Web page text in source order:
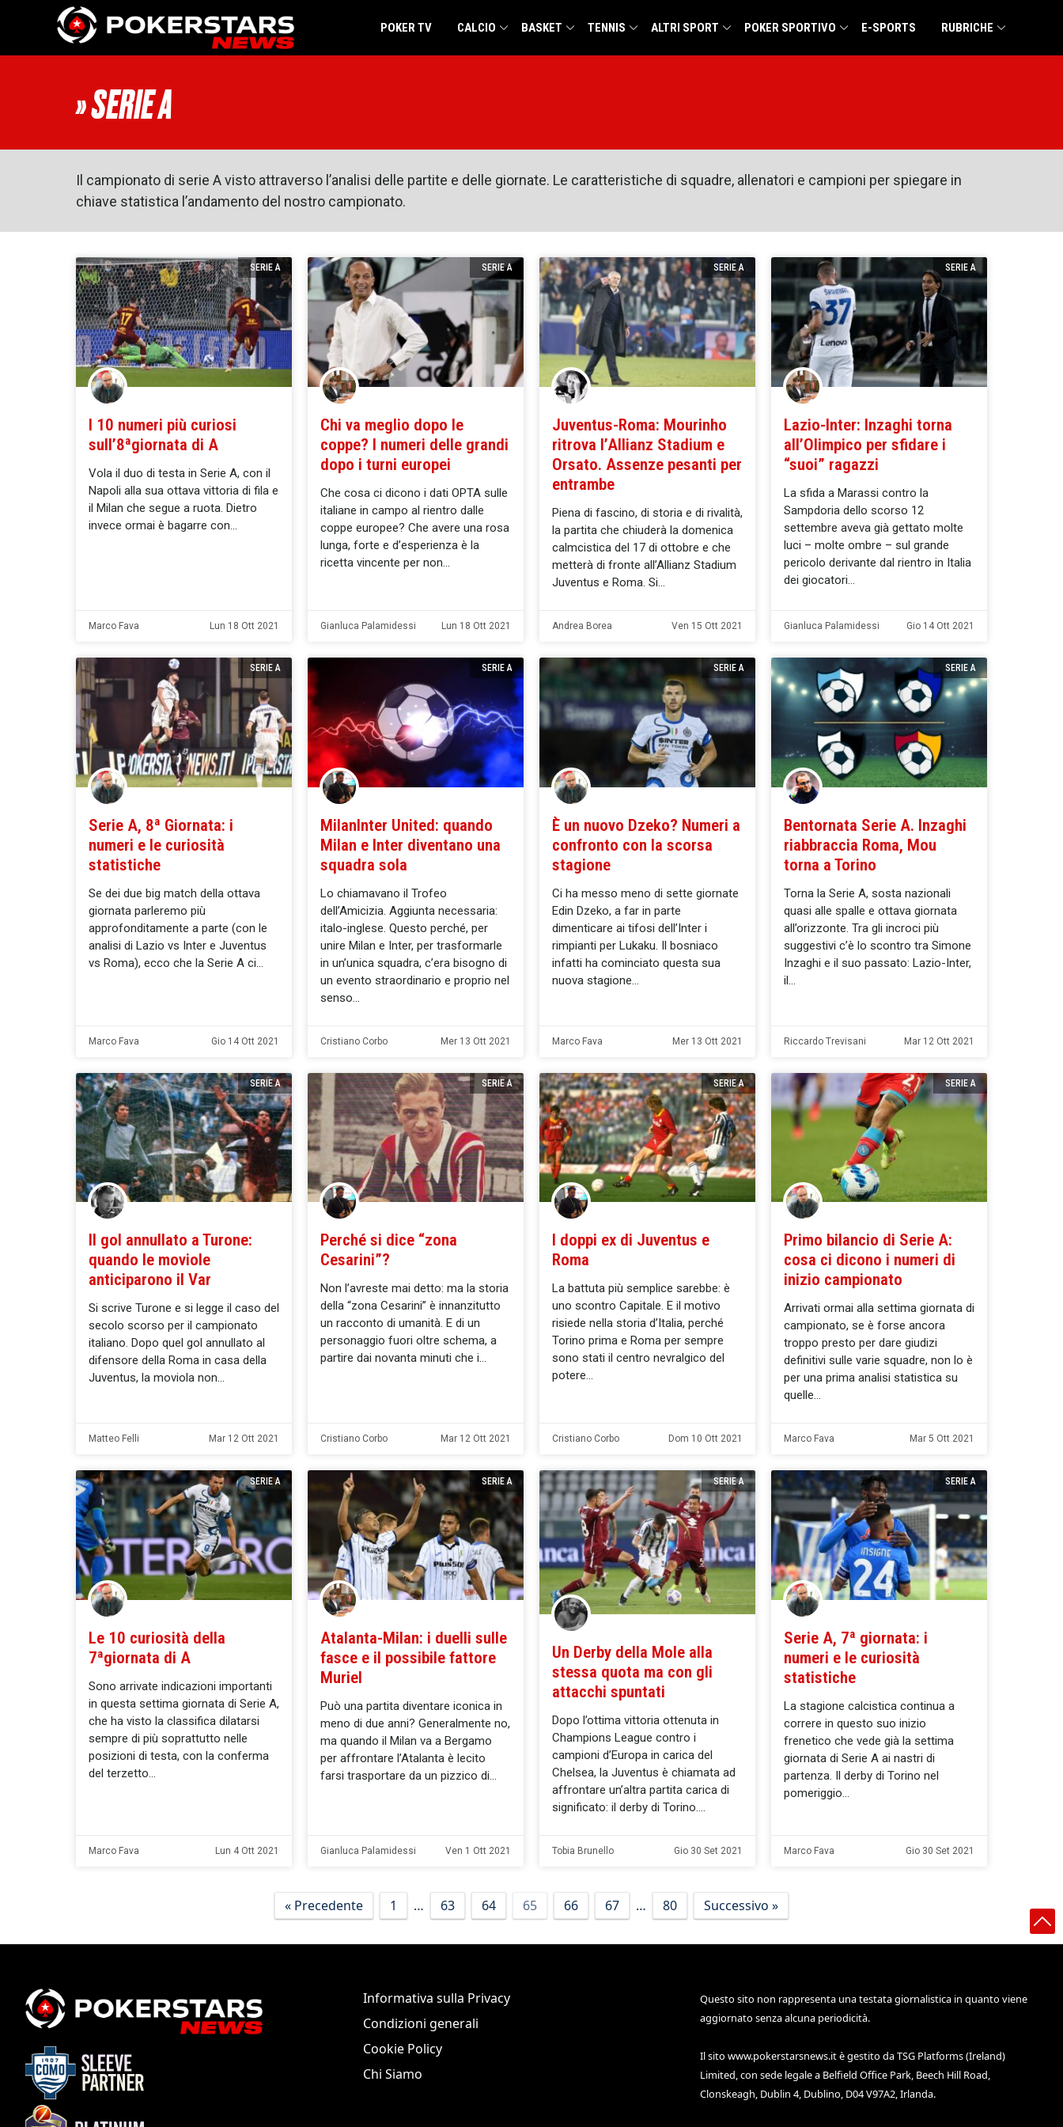
Vai al contenuto
POKER TV CALCIO BASKET TENNIS ALTRI SPORT POKER SPORTIVO E-SPORTS RUBRICHE
» SERIE A
Il campionato di serie A visto attraverso l’analisi delle partite e delle giornate. Le caratteristiche di squadre, allenatori e campioni per spiegare in
chiave statistica l’andamento del nostro campionato.
SERIE A
I 10 numeri più curiosi
sull’8ªgiornata di A
Vola il duo di testa in Serie A, con il
Napoli alla sua ottava vittoria di fila e
il Milan che segue a ruota. Dietro
invece ormai è bagarre con
Marco Fava Lun 18 Ott 2021
SERIE A
Chi va meglio dopo le
coppe? I numeri delle grandi
dopo i turni europei
Che cosa ci dicono i dati OPTA sulle
italiane in campo al rientro dalle
coppe europee? Che avere una rosa
lunga, forte e d’esperienza è la
ricetta vincente per non
Gianluca Palamidessi Lun 18 Ott 2021
SERIE A
Juventus-Roma: Mourinho
ritrova l’Allianz Stadium e
Orsato. Assenze pesanti per
entrambe
Piena di fascino, di storia e di rivalità,
la partita che chiuderà la domenica
calmcistica del 17 di ottobre e che
metterà di fronte all’Allianz Stadium
Juventus e Roma. Si
Andrea Borea Ven 15 Ott 2021
SERIE A
Lazio-Inter: Inzaghi torna
all’Olimpico per sfidare i
“suoi” ragazzi
La sfida a Marassi contro la
Sampdoria dello scorso 12
settembre aveva già gettato molte
luci – molte ombre – sul grande
pericolo derivante dal rientro in Italia
dei giocatori
Gianluca Palamidessi Gio 14 Ott 2021
SERIE A
Serie A, 8ª Giornata: i
numeri e le curiosità
statistiche
Se dei due big match della ottava
giornata parleremo più
approfonditamente a parte (con le
analisi di Lazio vs Inter e Juventus
vs Roma), ecco che la Serie A ci
Marco Fava Gio 14 Ott 2021
SERIE A
MilanInter United: quando
Milan e Inter diventano una
squadra sola
Lo chiamavano il Trofeo
dell’Amicizia. Aggiunta necessaria:
italo-inglese. Questo perché, per
unire Milan e Inter, per trasformarle
in un’unica squadra, c’era bisogno di
un evento straordinario e proprio nel
senso
Cristiano Corbo Mer 13 Ott 2021
SERIE A
È un nuovo Dzeko? Numeri a
confronto con la scorsa
stagione
Ci ha messo meno di sette giornate
Edin Dzeko, a far in parte
dimenticare ai tifosi dell’Inter i
rimpianti per Lukaku. Il bosniaco
infatti ha cominciato questa sua
nuova stagione
Marco Fava Mer 13 Ott 2021
SERIE A
Bentornata Serie A. Inzaghi
riabbraccia Roma, Mou
torna a Torino
Torna la Serie A, sosta nazionali
quasi alle spalle e ottava giornata
all’orizzonte. Tra gli incroci più
suggestivi c’è lo scontro tra Simone
Inzaghi e il suo passato: Lazio-Inter,
il
Riccardo Trevisani Mar 12 Ott 2021
SERIE A
Il gol annullato a Turone:
quando le moviole
anticiparono il Var
Si scrive Turone e si legge il caso del
secolo scorso per il campionato
italiano. Dopo quel gol annullato al
difensore della Roma in casa della
Juventus, la moviola non
Matteo Felli Mar 12 Ott 2021
SERIE A
Perché si dice “zona
Cesarini”?
Non l’avreste mai detto: ma la storia
della “zona Cesarini” è innanzitutto
un racconto di umanità. E di un
personaggio fuori oltre schema, a
partire dai novanta minuti che i
Cristiano Corbo Mar 12 Ott 2021
SERIE A
I doppi ex di Juventus e
Roma
La battuta più semplice sarebbe: è
uno scontro Capitale. E il motivo
risiede nella storia d’Italia, perché
Torino prima e Roma per sempre
sono stati il centro nevralgico del
potere
Cristiano Corbo Dom 10 Ott 2021
SERIE A
Primo bilancio di Serie A:
cosa ci dicono i numeri di
inizio campionato
Arrivati ormai alla settima giornata di
campionato, se è forse ancora
troppo presto per dare giudizi
definitivi sulle varie squadre, non lo è
per una prima analisi statistica su
quelle
Marco Fava Mar 5 Ott 2021
SERIE A
Le 10 curiosità della
7ªgiornata di A
Sono arrivate indicazioni importanti
in questa settima giornata di Serie A,
che ha visto la classifica dilatarsi
sempre di più soprattutto nelle
posizioni di testa, con la conferma
del terzetto
Marco Fava Lun 4 Ott 2021
SERIE A
Atalanta-Milan: i duelli sulle
fasce e il possibile fattore
Muriel
Può una partita diventare iconica in
meno di due anni? Generalmente no,
ma quando il Milan va a Bergamo
per affrontare l’Atalanta è lecito
farsi trasportare da un pizzico di
Gianluca Palamidessi Ven 1 Ott 2021
SERIE A
Un Derby della Mole alla
stessa quota ma con gli
attacchi spuntati
Dopo l’ottima vittoria ottenuta in
Champions League contro i
campioni d’Europa in carica del
Chelsea, la Juventus è chiamata ad
affrontare un’altra partita carica di
significato: il derby di Torino.
Tobia Brunello Gio 30 Set 2021
SERIE A
Serie A, 7ª giornata: i
numeri e le curiosità
statistiche
La stagione calcistica continua a
correre in questo suo inizio
frenetico che vede già la settima
giornata di Serie A ai nastri di
partenza. Il derby di Torino nel
pomeriggio
Marco Fava Gio 30 Set 2021
« Precedente 1 … 63 64 65 66 67 … 80 Successivo »
Informativa sulla Privacy
Condizioni generali
Cookie Policy
Chi Siamo
Questo sito non rappresenta una testata giornalistica in quanto viene
aggiornato senza alcuna periodicità.
Il sitowww.pokerstarsnews.itè gestito da TSG Platforms (Ireland)
Limited, con sede legale a Belfield Office Park, Beech Hill Road,
Clonskeagh, Dublin 4, Dublino, D04 V97A2, Irlanda.